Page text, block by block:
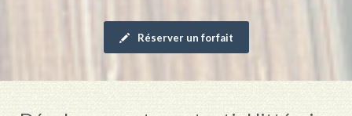
Réserver un forfait